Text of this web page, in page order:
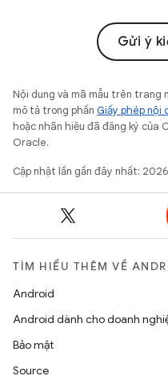
Gửi ý
Nội dung và mã mẫu trên trang
mô tả trong phần Giấy phép nội
hoặc nhãn hiệu đã đăng ký của
Oracle.
Cập nhật lần gần đây nhất:
TÌM HIỂU THÊM VỀ
Android
Android dành cho doanh
Bảo mật
Source